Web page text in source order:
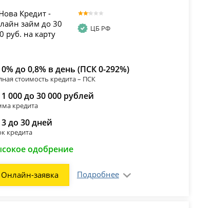
ЦБ РФ
до 0,8% в день (ПСК 0-292%)
стоимость кредита – ПСК
000 до 30 000 рублей
кредита
3 до 30 дней
кредита
одобрение
Онлайн-заявка Подробнее